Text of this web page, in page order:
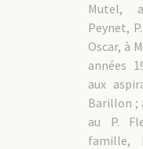
Mutel,
Peynet,
Oscar, à
années
aux
Barillon ;
au P.
famille,